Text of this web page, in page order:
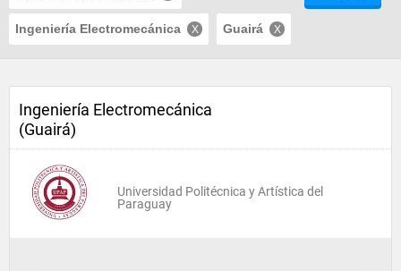
Ingeniería Electromecánica Guairá
Ingeniería Electromecánica
(Guairá)
Universidad Politécnica y Artística del
Paraguay